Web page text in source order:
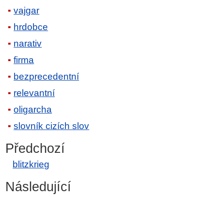
vajgar
hrdobce
narativ
firma
bezprecedentní
relevantní
oligarcha
slovník cizích slov
Předchozí
blitzkrieg
Následující